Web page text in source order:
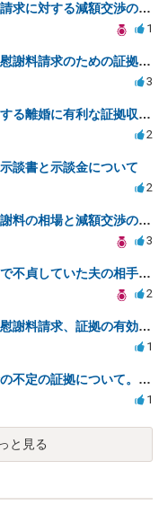
不倫の慰謝料請求に対する減額交渉の可能性と対策
1
浮気相手への慰謝料請求のための証拠集めと探偵選び
3
不貞行為に対する離婚に有利な証拠収集方法と法的手続きについて
2
談書と示談金について
2
不倫による慰謝料の相場と減額交渉の可能性について
3
カカオトークで不貞していた夫の相手を特定したい
2
不貞相手への慰謝料請求、証拠の有効性と対応方法は？
1
慰謝料請求時の不定の証拠について。効力があるのか知りたい。
1
と見る